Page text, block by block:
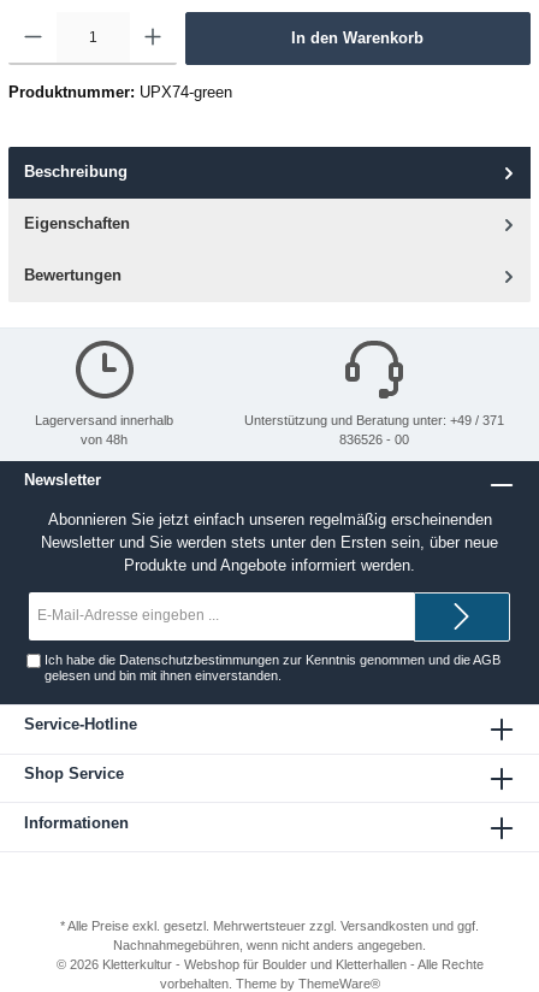
In den Warenkorb
Produktnummer: UPX74-green
Beschreibung
Eigenschaften
Bewertungen
Lagerversand innerhalb
von 48h
Unterstützung und Beratung unter: +49 / 371
836526 - 00
Newsletter
Abonnieren Sie jetzt einfach unseren regelmäßig erscheinenden
Newsletter und Sie werden stets unter den Ersten sein, über neue
Produkte und Angebote informiert werden.
Ich habe die Datenschutzbestimmungen zur Kenntnis genommen und dieAGB
gelesen und bin mit ihnen einverstanden.
Service-Hotline
Shop Service
Informationen
* Alle Preise exkl. gesetzl. Mehrwertsteuer zzgl. Versandkosten und ggf.
Nachnahmegebühren, wenn nicht anders angegeben.
© 2026 Kletterkultur - Webshop für Boulder und Kletterhallen - Alle Rechte
vorbehalten. Theme by ThemeWare®